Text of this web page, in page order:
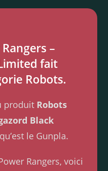
–
fait
Robots.
produit Robots
Black
le Gunpla.
Rangers, voici